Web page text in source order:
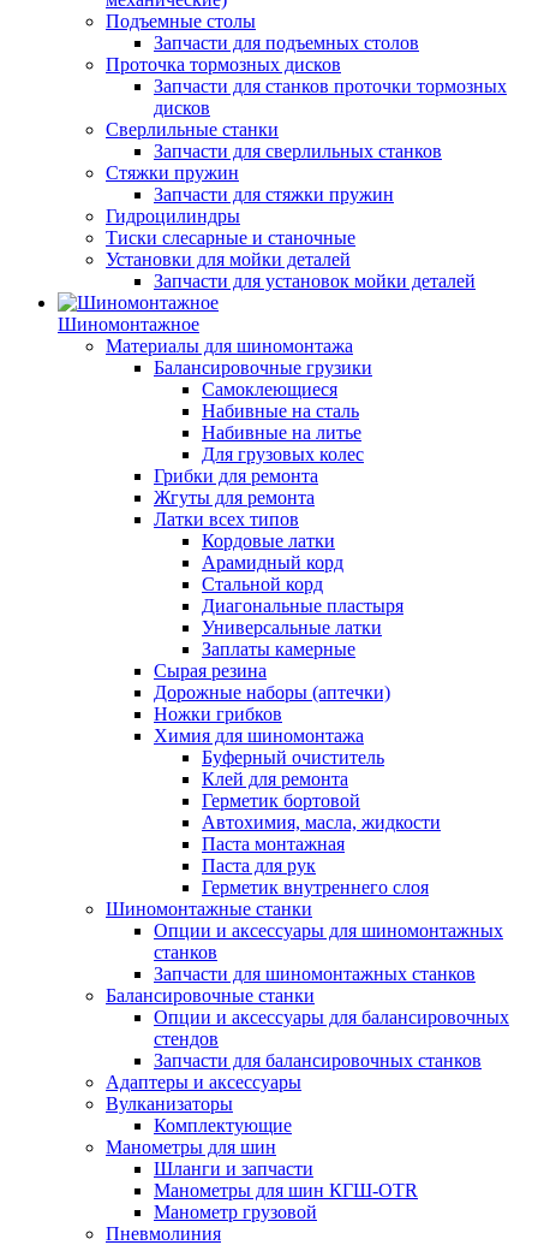
Подъемные столы
Запчасти для подъемных столов
Проточка тормозных дисков
Запчасти для станков проточки тормозных
дисков
Сверлильные станки
Запчасти для сверлильных станков
Стяжки пружин
Запчасти для стяжки пружин
Гидроцилиндры
Тиски слесарные и станочные
Установки для мойки деталей
Запчасти для установок мойки деталей
Шиномонтажное
Материалы для шиномонтажа
Балансировочные грузики
Самоклеющиеся
Набивные на сталь
Набивные на литье
Для грузовых колес
Грибки для ремонта
Жгуты для ремонта
Латки всех типов
Кордовые латки
Арамидный корд
Стальной корд
Диагональные пластыря
Универсальные латки
Заплаты камерные
Сырая резина
Дорожные наборы (аптечки)
Ножки грибков
Химия для шиномонтажа
Буферный очиститель
Клей для ремонта
Герметик бортовой
Автохимия, масла, жидкости
Паста монтажная
Паста для рук
Герметик внутреннего слоя
Шиномонтажные станки
Опции и аксессуары для шиномонтажных
станков
Запчасти для шиномонтажных станков
Балансировочные станки
Опции и аксессуары для балансировочных
стендов
Запчасти для балансировочных станков
Адаптеры и аксессуары
Вулканизаторы
Комплектующие
Манометры для шин
Шланги и запчасти
Манометры для шин КГШ-OTR
Манометр грузовой
Пневмолиния